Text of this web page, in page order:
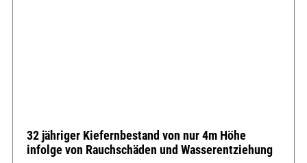
32 jähriger Kiefernbestand von nur 4m Höhe
infolge von Rauchschäden und Wasserentziehung